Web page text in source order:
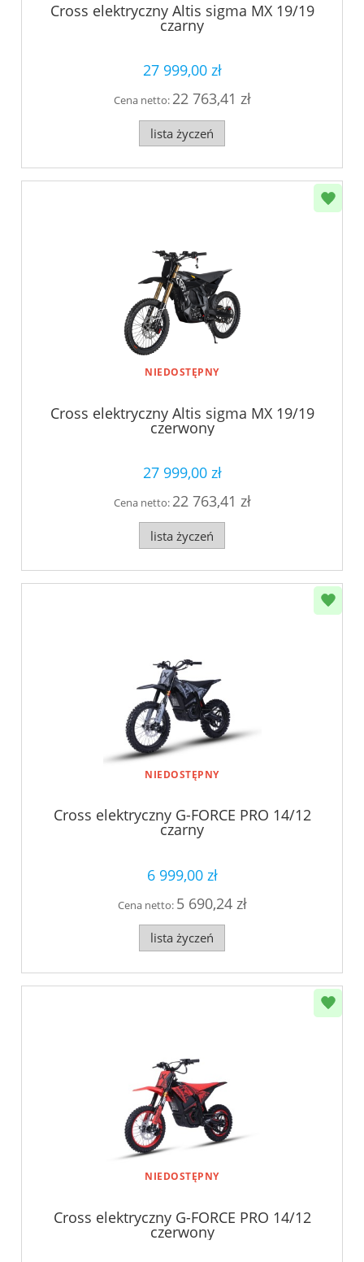
Cross elektryczny Altis sigma MX 19/19
czarny
27 999,00 zł
Cena netto: 22 763,41 zł
lista życzeń
NIEDOSTĘPNY
Cross elektryczny Altis sigma MX 19/19
czerwony
27 999,00 zł
Cena netto: 22 763,41 zł
lista życzeń
NIEDOSTĘPNY
Cross elektryczny G-FORCE PRO 14/12
czarny
6 999,00 zł
Cena netto: 5 690,24 zł
lista życzeń
NIEDOSTĘPNY
Cross elektryczny G-FORCE PRO 14/12
czerwony